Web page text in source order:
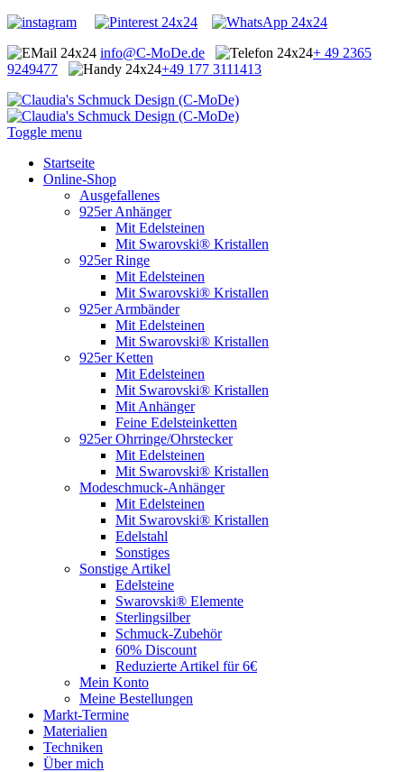
info@C-MoDe.de
+ 49 2365
9249477
+49 177 3111413
Toggle menu
Startseite
Online-Shop
Ausgefallenes
925er Anhänger
Mit Edelsteinen
Mit Swarovski® Kristallen
925er Ringe
Mit Edelsteinen
Mit Swarovski® Kristallen
925er Armbänder
Mit Edelsteinen
Mit Swarovski® Kristallen
925er Ketten
Mit Edelsteinen
Mit Swarovski® Kristallen
Mit Anhänger
Feine Edelsteinketten
925er Ohrringe/Ohrstecker
Mit Edelsteinen
Mit Swarovski® Kristallen
Modeschmuck-Anhänger
Mit Edelsteinen
Mit Swarovski® Kristallen
Edelstahl
Sonstiges
Sonstige Artikel
Edelsteine
Swarovski® Elemente
Sterlingsilber
Schmuck-Zubehör
60% Discount
Reduzierte Artikel für 6€
Mein Konto
Meine Bestellungen
Markt-Termine
Materialien
Techniken
Über mich